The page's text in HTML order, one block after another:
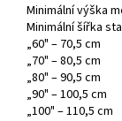
Minimální výška
Minimální šířka
„60" – 70,5 cm
„70" – 80,5 cm
„80" – 90,5 cm
„90" – 100,5 cm
„100" – 110,5 cm